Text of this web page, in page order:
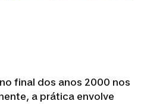
final dos anos 2000 nos
a prática envolve